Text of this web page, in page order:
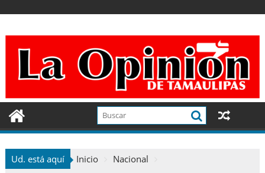
contenido
Ud. está aquí Inicio
Nacional